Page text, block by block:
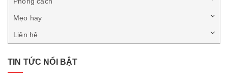
Mẹo hay
Liên hệ
TIN TỨC NỔI BẬT